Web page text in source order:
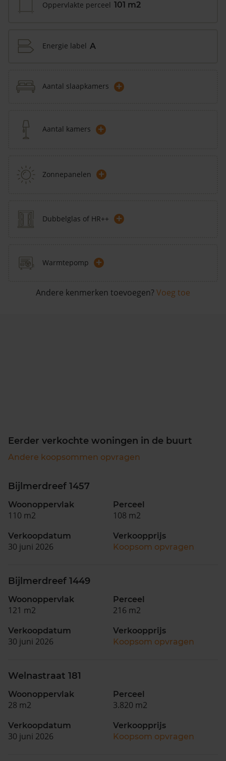
Oppervlakte perceel 101 m2
Energie label A
Aantal slaapkamers +
Aantal kamers +
Zonnepanelen +
Dubbelglas of HR++ +
Warmtepomp +
Andere kenmerken toevoegen? Voeg toe
Eerder verkochte woningen in de buurt
Andere koopsommen opvragen
Bijlmerdreef 1457
Woonoppervlak
110 m2
Perceel
108 m2
Verkoopdatum
30 juni 2026
Verkoopprijs
Koopsom opvragen
Bijlmerdreef 1449
Woonoppervlak
121 m2
Perceel
216 m2
Verkoopdatum
30 juni 2026
Verkoopprijs
Koopsom opvragen
Welnastraat 181
Woonoppervlak
28 m2
Perceel
3.820 m2
Verkoopdatum
30 juni 2026
Verkoopprijs
Koopsom opvragen